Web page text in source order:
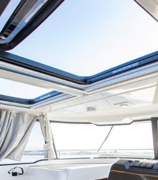
ÜBER
Boote AG
50
Romanshorn
461 16 16
boote.ch